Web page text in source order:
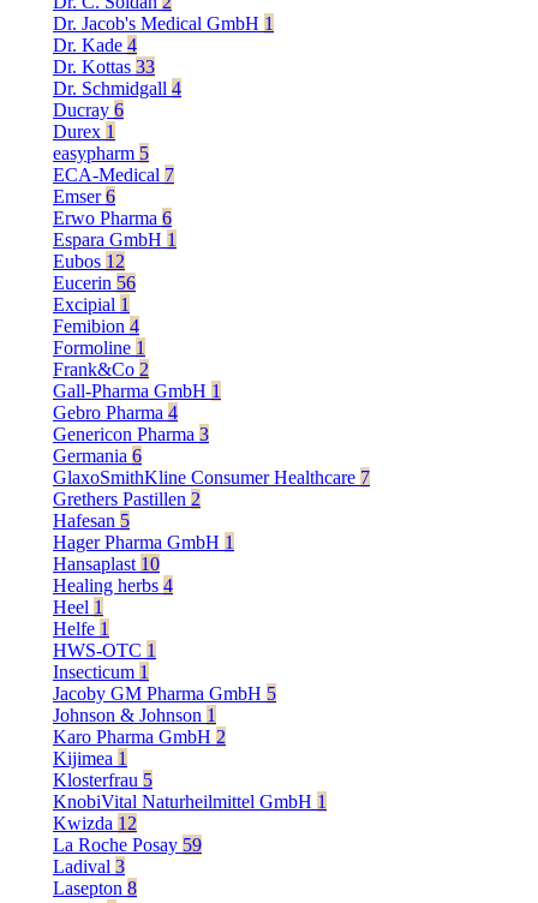
Dr. Jacob's Medical GmbH 1
Dr. Kade 4
Dr. Kottas 33
Dr. Schmidgall 4
Ducray 6
Durex 1
easypharm 5
ECA-Medical 7
Emser6
Erwo Pharma 6
Espara GmbH 1
Eubos 12
Eucerin 56
Excipial 1
Femibion 4
Formoline 1
Frank&Co 2
Gall-Pharma GmbH 1
Gebro Pharma 4
Genericon Pharma 3
Germania 6
GlaxoSmithKline Consumer Healthcare 7
Grethers Pastillen 2
Hafesan 5
Hager Pharma GmbH 1
Hansaplast 10
Healing herbs 4
Heel 1
Helfe 1
HWS-OTC 1
Insecticum 1
Jacoby GM Pharma GmbH 5
Johnson & Johnson 1
Karo Pharma GmbH 2
Kijimea 1
Klosterfrau 5
KnobiVital Naturheilmittel GmbH 1
Kwizda 12
La Roche Posay 59
Ladival 3
Lasepton 8